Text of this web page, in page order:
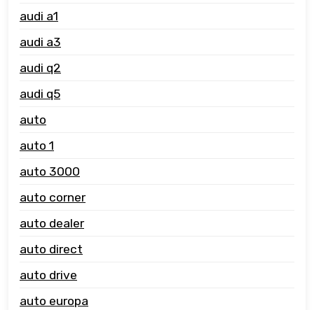
audi a1
audi a3
audi q2
audi q5
auto
auto 1
auto 3000
auto corner
auto dealer
auto direct
auto drive
auto europa